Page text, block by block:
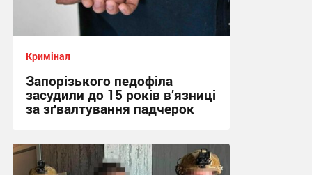
Кримінал
Запорізького педофіла
засудили до 15 років в’язниці
за зґвалтування падчерок
21:49, 7.08.2026